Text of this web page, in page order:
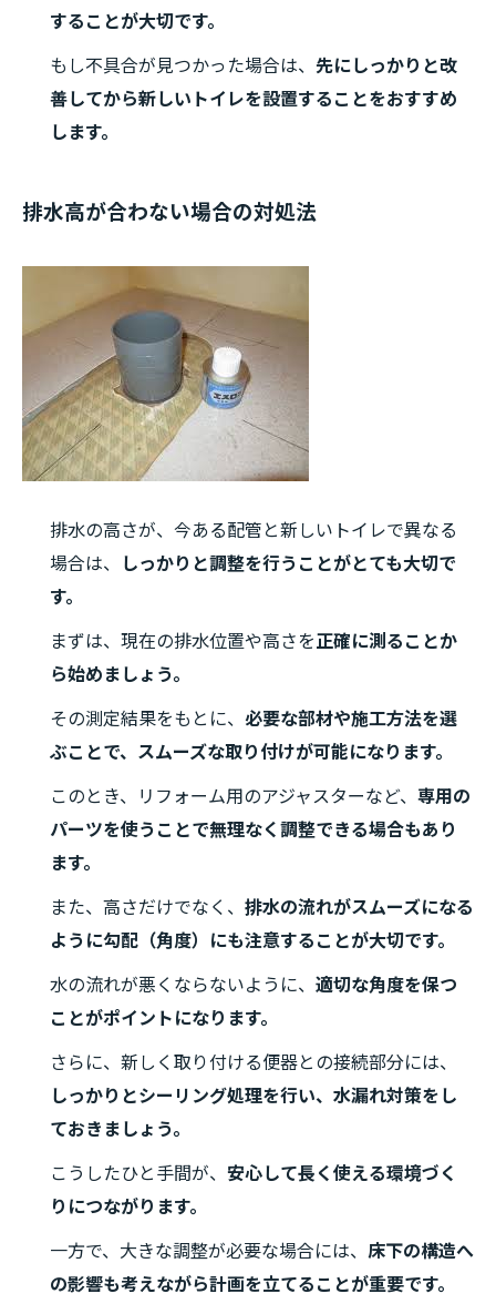
することが大切です。
もし不具合が見つかった場合は、 先にしっかりと改
善してから新しいトイレを設置することをおすすめ
します。
排水高が合わない場合の対処法
排水の高さが、今ある配管と新しいトイレで異なる
場合は、
しっかりと調整を行うことがとても大切で
す。
まずは、現在の排水位置や高さを正確に測ることか
ら始めましょう。
その測定結果をもとに、 必要な部材や施工方法を選
ぶことで、スムーズな取り付けが可能になります。
このとき、リフォーム用のアジャスターなど、 専用の
パーツを使うことで無理なく調整できる場合もあり
ます。
また、高さだけでなく、 排水の流れがスムーズになる
ように勾配（角度）にも注意することが大切です。
水の流れが悪くならないように、 適切な角度を保つ
ことがポイントになります。
さらに、新しく取り付ける便器との接続部分には、
しっかりとシーリング処理を行い、水漏れ対策をし
ておきましょう。
こうしたひと手間が、 安心して長く使える環境づく
りにつながります。
一方で、大きな調整が必要な場合には、 床下の構造へ
の影響も考えながら計画を立てることが重要です。